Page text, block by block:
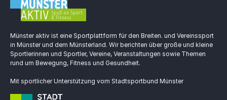
Münster aktiv ist eine Sportplattform für den Breiten. und Vereinssport
in Münster und dem Münsterland. Wir berichten über große und kleine
Sportlerinnen und Sportler, Vereine, Veranstaltungen sowie Themen
rund um Bewegung, Fitness und Gesundheit.
Mit sportlicher Unterstützung vom Stadtsportbund Münster